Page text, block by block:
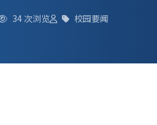
34次浏览 校园要闻